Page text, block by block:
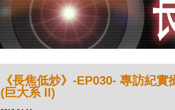
《長焦低炒》-EP030- 專訪紀
(巨大系 II)